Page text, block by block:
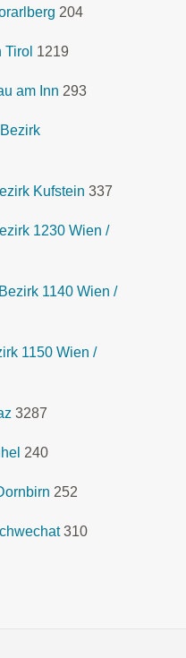
204
1219
am Inn 293
Kufstein 337
1230 Wien /
1140 Wien /
1150 Wien /
3287
240
252
310